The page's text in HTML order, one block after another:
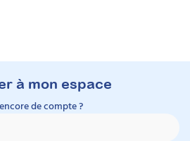
à mon espace
de compte ?